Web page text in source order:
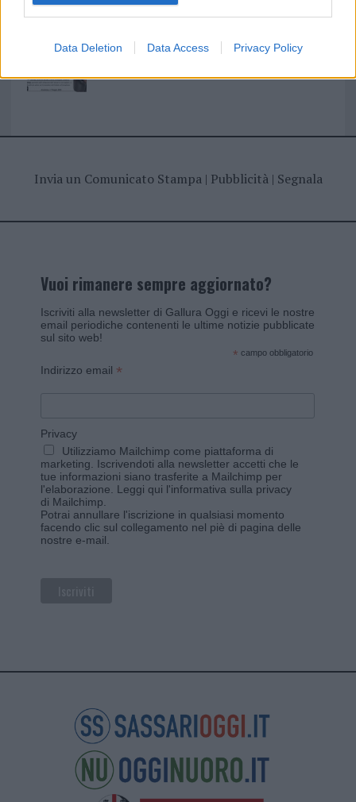
Data Deletion Data Access Privacy Policy
Giovannimaria Cabras
Invia un Comunicato Stampa| Pubblicità| Segnala
Vuoi rimanere sempre aggiornato?
Iscriviti alla newsletter di Gallura Oggi e ricevi le nostre
email periodiche contenenti le ultime notizie pubblicate
sul sito web!
* campo obbligatorio
Indirizzo email *
Privacy
Utilizziamo Mailchimp come piattaforma di
marketing. Iscrivendoti alla newsletter accetti che le
tue informazioni siano trasferite a Mailchimp per
l'elaborazione. Leggi qui l'informativa sulla privacy
di Mailchimp
Potrai annullare l'iscrizione in qualsiasi momento
facendo clic sul collegamento nel piè di pagina delle
nostre e-mail.